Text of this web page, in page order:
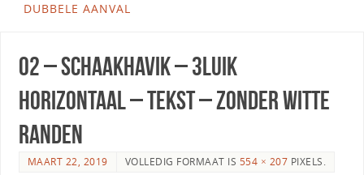
DUBBELE AANVAL
02 – Schaakhavik – 3luik
horizontaal – tekst – zonder witte
randen
MAART 22, 2019 VOLLEDIG FORMAAT IS 554 × 207 PIXELS.